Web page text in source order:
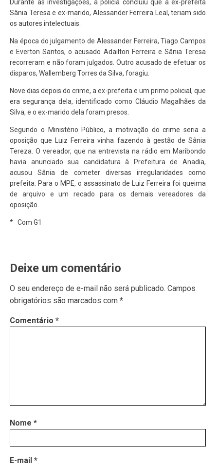
Durante as investigações, a polícia concluiu que a ex-prefeita
Sânia Teresa e ex-marido, Alessander Ferreira Leal, teriam sido
os autores intelectuais.
Na época do julgamento de Alessander Ferreira, Tiago Campos
e Everton Santos, o acusado Adailton Ferreira e Sânia Teresa
recorreram e não foram julgados. Outro acusado de efetuar os
disparos, Wallemberg Torres da Silva, foragiu.
Nove dias depois do crime, a ex-prefeita e um primo policial, que
era segurança dela, identificado como Cláudio Magalhães da
Silva, e o ex-marido dela foram presos.
Segundo o Ministério Público, a motivação do crime seria a
oposição que Luiz Ferreira vinha fazendo à gestão de Sânia
Tereza. O vereador, que na entrevista na rádio em Maribondo
havia anunciado sua candidatura à Prefeitura de Anadia,
acusou Sânia de cometer diversas irregularidades como
prefeita. Para o MPE, o assassinato de Luiz Ferreira foi queima
de arquivo e um recado para os demais vereadores da
oposição.
* Com G1
Deixe um comentário
O seu endereço de e-mail não será publicado. Campos
obrigatórios são marcados com *
Comentário *
Nome *
E-mail *